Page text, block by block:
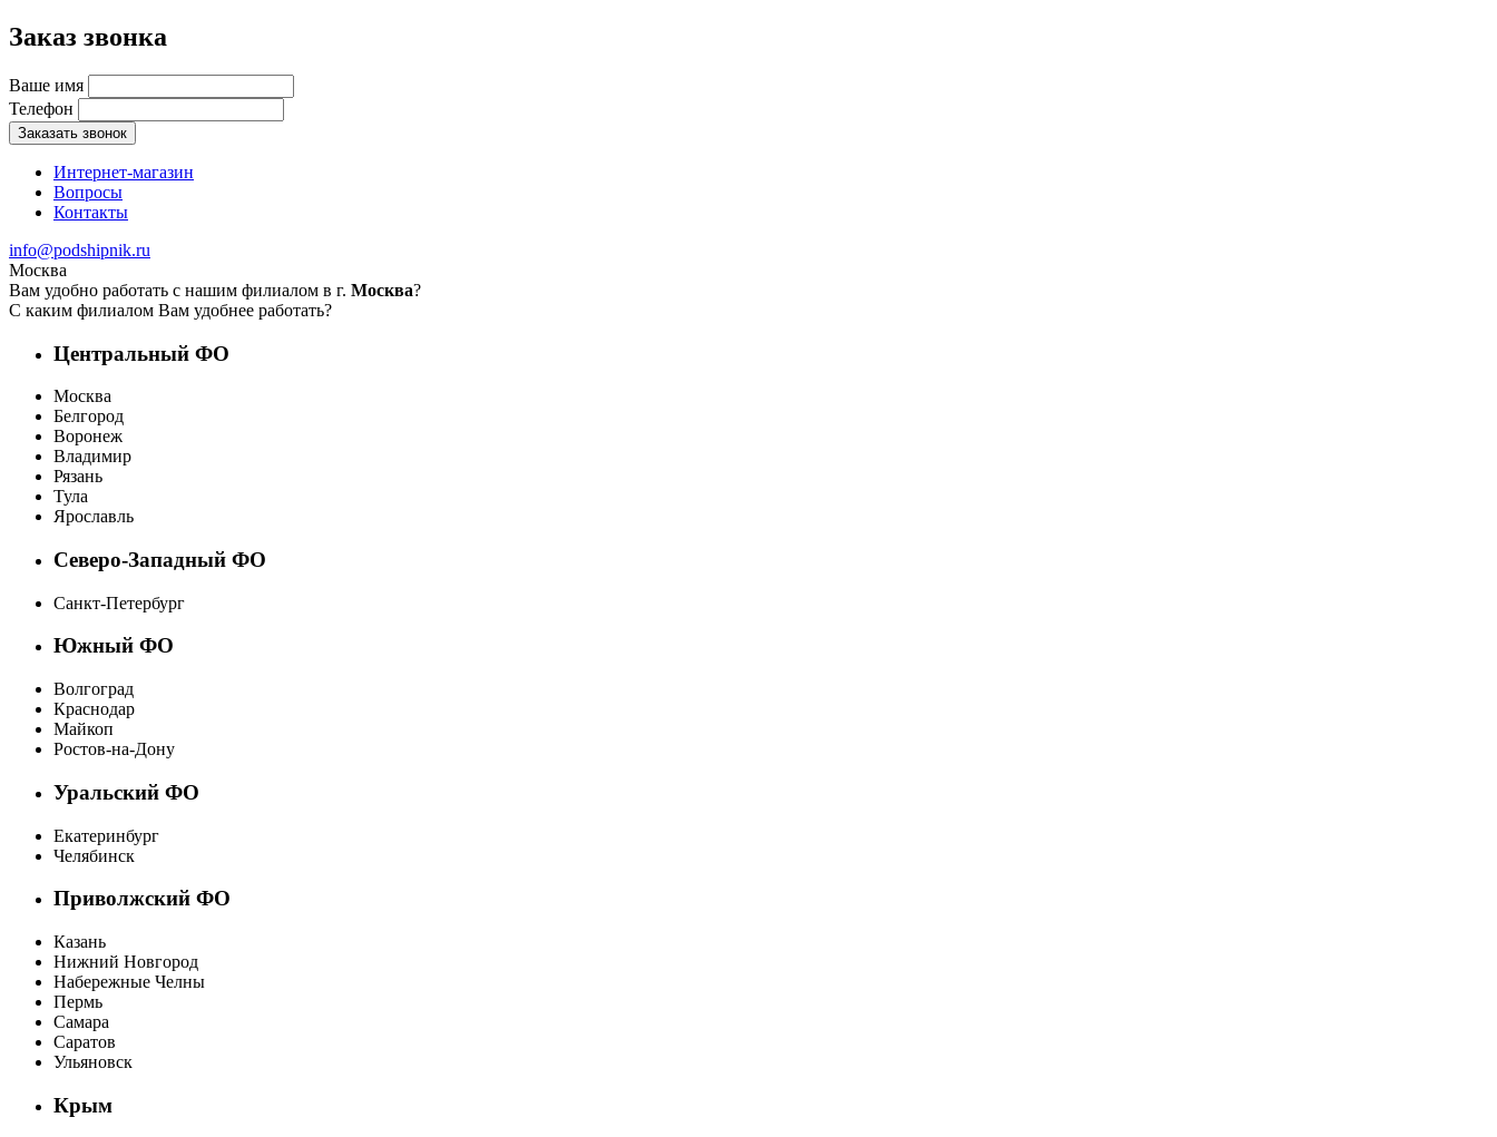
Заказ звонка
Ваше имя
Телефон
Заказать звонок
Интернет-магазин
Вопросы
Контакты
info@podshipnik.ru
Москва
Вам удобно работать с нашим филиалом в г. Москва?
С каким филиалом Вам удобнее работать?
Центральный ФО
Москва
Белгород
Воронеж
Владимир
Рязань
Тула
Ярославль
Северо-Западный ФО
Санкт-Петербург
Южный ФО
Волгоград
Краснодар
Майкоп
Ростов-на-Дону
Уральский ФО
Екатеринбург
Челябинск
Приволжский ФО
Казань
Нижний Новгород
Набережные Челны
Пермь
Самара
Саратов
Ульяновск
Крым